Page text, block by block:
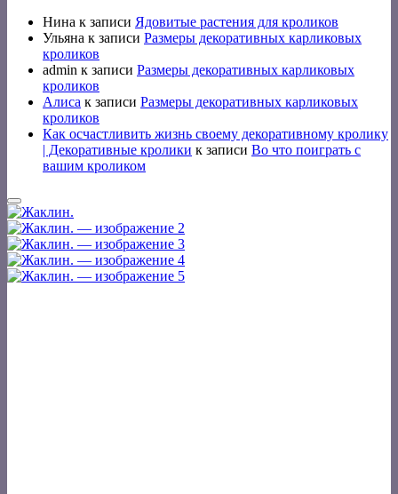
Нина к записи Ядовитые растения для кроликов
Ульяна к записи Размеры декоративных карликовых
кроликов
admin к записи Размеры декоративных карликовых
кроликов
Алиса к записи Размеры декоративных карликовых
кроликов
Как осчастливить жизнь своему декоративному кролику
| Декоративные кролики к записи Во что поиграть с
вашим кроликом